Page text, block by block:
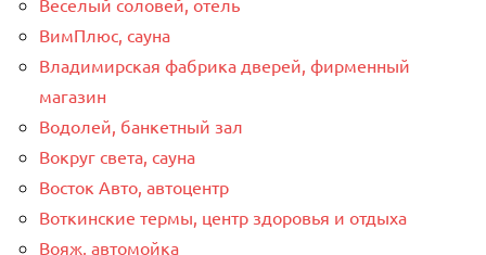
ВимПлюс, сауна
Владимирская фабрика дверей, фирменный
магазин
Водолей, банкетный зал
Вокруг света, сауна
Восток Авто, автоцентр
Воткинские термы, центр здоровья и отдыха
Вояж, автомойка